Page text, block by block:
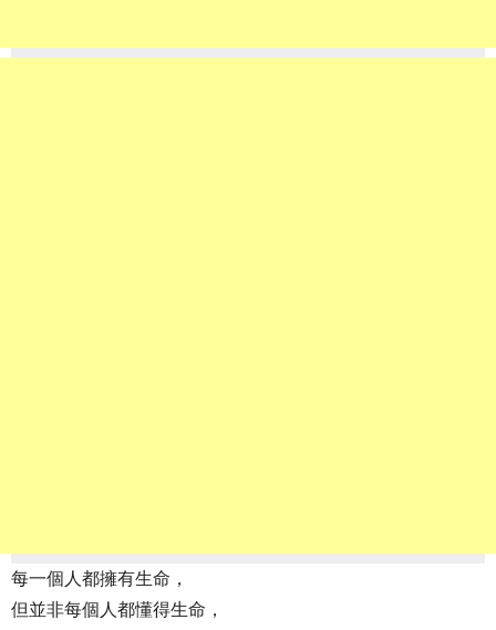
每一個人都擁有生命，
但並非每個人都懂得生命，